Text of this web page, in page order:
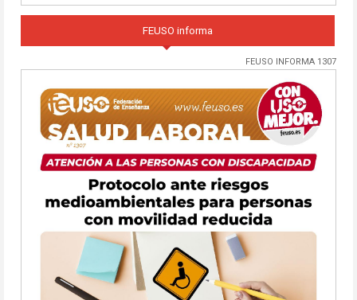
FEUSO informa
FEUSO INFORMA 1307